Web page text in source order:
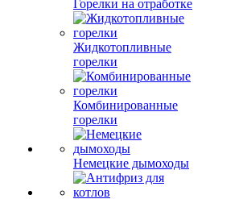
Горелки на отработке
Жидкотопливные
горелки
Комбинированные
горелки
Немецкие дымоходы